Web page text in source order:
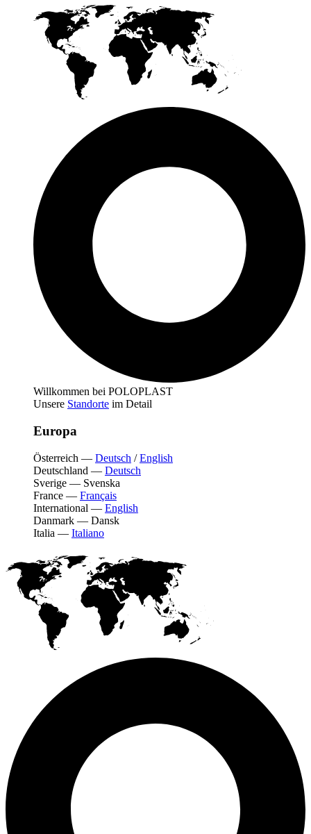
Willkommen bei POLOPLAST
Unsere Standorte im Detail
Europa
Österreich — Deutsch /English
Deutschland — Deutsch
Sverige — Svenska
France — Français
International — English
Danmark — Dansk
Italia — Italiano